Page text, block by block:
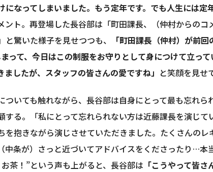
なってしまいました。もう定年です。でも人生には定
ント。再登場した長谷部は「町田課長、（仲村からの
驚いた様子を見せつつも、
「町田課長（仲村）が前
って、今日はこの制服をお守りとして身につけて立っ
したが、スタッフの皆さんの愛ですね」 と笑顔を見せ
いても触れながら、長谷部は自身にとって最も忘れら
る。「私にとって忘れられない方は近藤課長を演じて
抱きながら演じさせていただきました。たくさんの
中条が）さっと近づいてアドバイスをくださったり…本
茶！”という声も上がると、長谷部は 「こうやって皆